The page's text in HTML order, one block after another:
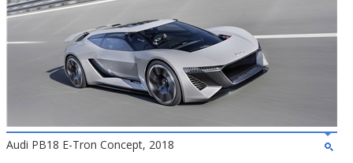
Audi PB18 E-Tron Concept, 2018